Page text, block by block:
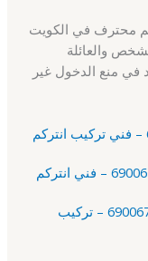
محترف في الكويت
والعائلة
في منع الدخول غير
فني انتركم وبدالات أبو الحصانية 69006727 – تركيب